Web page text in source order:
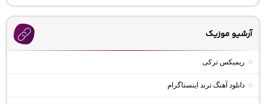
آرشیو موزیک
ریمیکس ترکی
دانلود آهنگ ترند اینستاگرام